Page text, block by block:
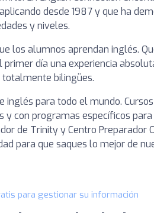
desde 1987 y que ha
y niveles.
los alumnos aprendan inglés.
primer día una experiencia
bilingües.
inglés para todo el mundo.
con programas específicos
de Trinity y Centro Preparador
para que saques lo mejor de
para gestionar su información